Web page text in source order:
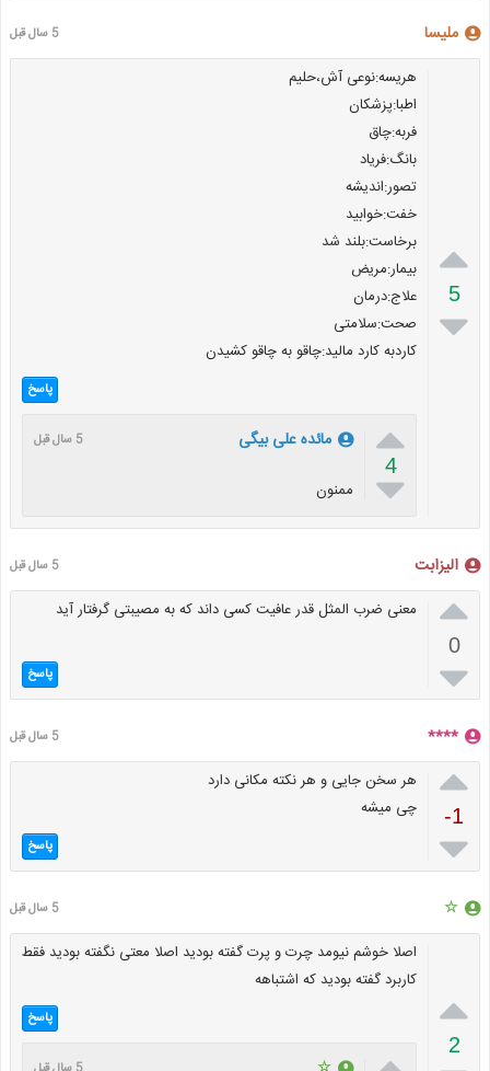
ملیسا 5 سال قبل

5

هریسه:نوعی آش،حلیم
اطبا:پزشکان
فربه:چاق
بانگ:فریاد
تصور:اندیشه
خفت:خوابید
برخاست:بلند شد
بیمار:مریض
علاج:درمان
صحت:سلامتی
کاردبه کارد مالید:چاقو به چاقو کشیدن
پاسخ

4

مائده علی بیگی 5 سال قبل
ممنون
الیزابت 5 سال قبل

0

معنی ضرب المثل قدر عافیت کسی داند که به مصیبتی گرفتار آید
پاسخ
**** 5 سال قبل

-1

هر سخن جایی و هر نکته مکانی دارد
چی میشه
پاسخ
☆ 5 سال قبل

2
اصلا خوشم نیومد چرت و پرت گفته بودید اصلا معتی نگفته بودید فقط
کاربرد گفته بودید که اشتباهه
پاسخ